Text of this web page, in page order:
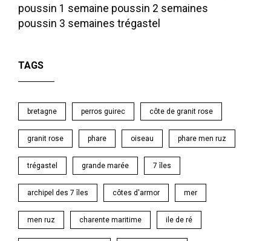
poussin 1 semaine poussin 2 semaines
poussin 3 semaines trégastel
TAGS
bretagne perros guirec côte de granit rose
granit rose phare oiseau phare men ruz
trégastel grande marée 7 îles
archipel des 7 îles côtes d'armor mer
men ruz charente maritime ile de ré